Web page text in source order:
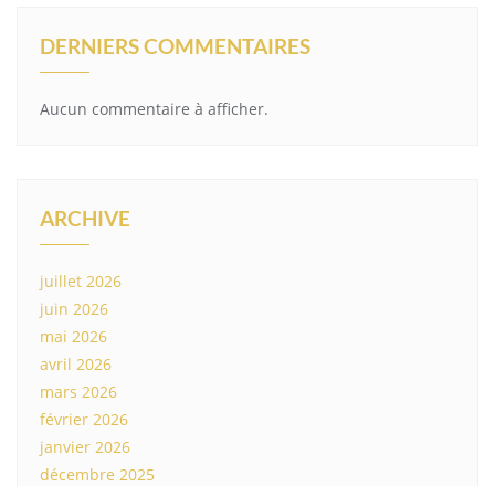
DERNIERS COMMENTAIRES
Aucun commentaire à afficher.
ARCHIVE
juillet 2026
juin 2026
mai 2026
avril 2026
mars 2026
février 2026
janvier 2026
décembre 2025